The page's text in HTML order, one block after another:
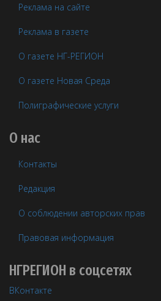
Реклама на сайте
Реклама в газете
О газете НГ-РЕГИОН
О газете Новая Среда
Полиграфические услуги
О нас
Контакты
Редакция
О соблюдении авторских прав
Правовая информация
НГРЕГИОН в соцсетях
ВКонтакте